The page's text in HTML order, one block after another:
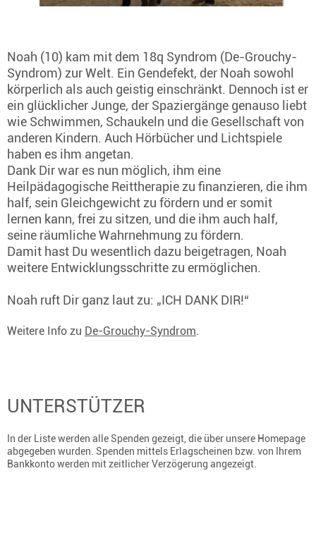
Noah (10) kam mit dem 18q Syndrom (De-Grouchy-
Syndrom) zur Welt. Ein Gendefekt, der Noah sowohl
körperlich als auch geistig einschränkt. Dennoch ist er
ein glücklicher Junge, der Spaziergänge genauso liebt
wie Schwimmen, Schaukeln und die Gesellschaft von
anderen Kindern. Auch Hörbücher und Lichtspiele
haben es ihm angetan.
Dank Dir war es nun möglich, ihm eine
Heilpädagogische Reittherapie zu finanzieren, die ihm
half, sein Gleichgewicht zu fördern und er somit
lernen kann, frei zu sitzen, und die ihm auch half,
seine räumliche Wahrnehmung zu fördern.
Damit hast Du wesentlich dazu beigetragen, Noah
weitere Entwicklungsschritte zu ermöglichen.
Noah ruft Dir ganz laut zu: „ICH DANK DIR!“
Weitere Info zu De-Grouchy-Syndrom.
UNTERSTÜTZER
In der Liste werden alle Spenden gezeigt, die über unsere Homepage
abgegeben wurden. Spenden mittels Erlagscheinen bzw. von Ihrem
Bankkonto werden mit zeitlicher Verzögerung angezeigt.